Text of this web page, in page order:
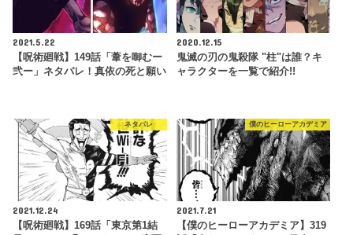
2021.5.22
【呪術廻戦】149話「葦を啣むー
弐ー」ネタバレ！真依の死と願い
2020.12.15
鬼滅の刃の鬼殺隊 "柱"は誰？キ
ャラクターを一覧で紹介!!
ネタバレ
2021.12.24
【呪術廻戦】169話「東京第1結
僕のヒーローアカデミア
2021.7.21
【僕のヒーローアカデミア】319